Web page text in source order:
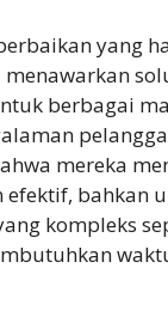
yang
menawarkan
berbagai
mereka
efektif, bahkan
kompleks